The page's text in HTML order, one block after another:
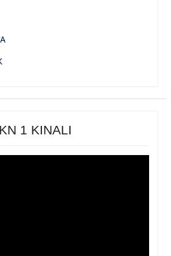
1 KINALI